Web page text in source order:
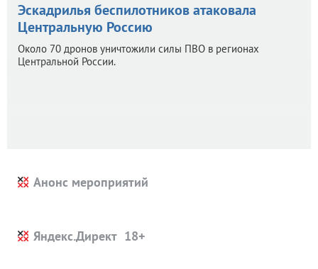
Эскадрилья беспилотников атаковала
Центральную Россию
Около 70 дронов уничтожили силы ПВО в регионах
Центральной России.
Анонс мероприятий
Яндекс.Директ